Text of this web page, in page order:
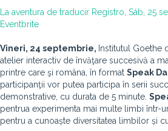
La aventura de traducir Registro, Sáb, 25
Eventbrite
Vineri, 24 septembrie, Institutul Goethe
atelier interactiv de învăţare succesivă a
printre care şi româna, în format Speak
participanţii vor putea participa în serii
demonstrative, cu durata de 5 minute.
pentrua experimenta mai multe limbi într-
pentru a cunoaște diversitatea limbilor și